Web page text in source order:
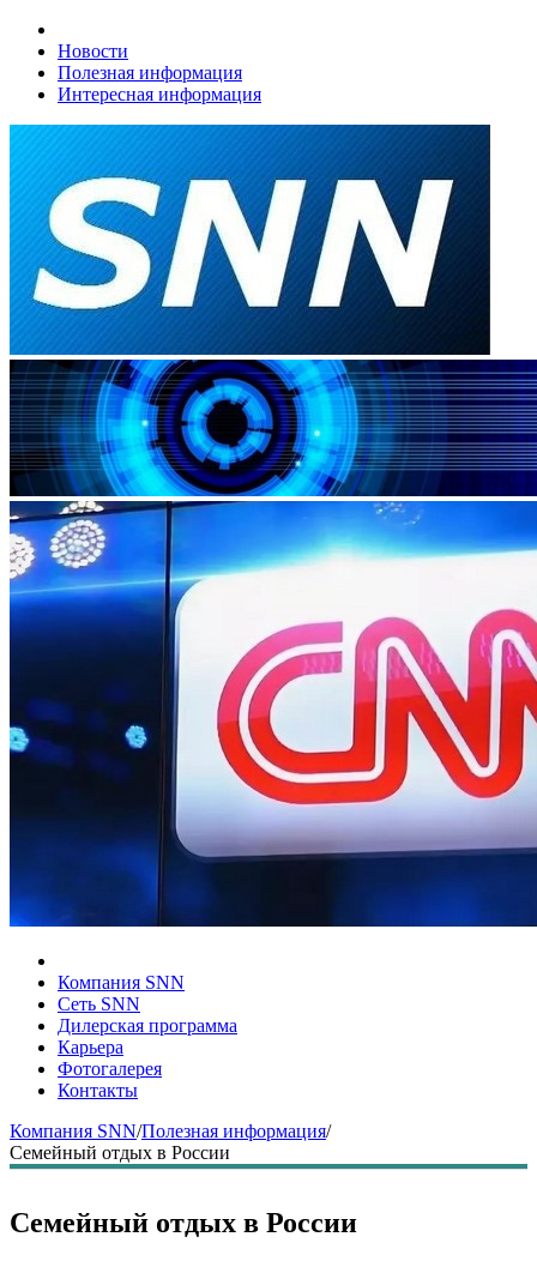
Новости
Полезная информация
Интересная информация
Компания SNN
Сеть SNN
Дилерская программа
Карьера
Фотогалерея
Контакты
Компания SNN/Полезная информация/
Семейный отдых в России
Семейный отдых в России